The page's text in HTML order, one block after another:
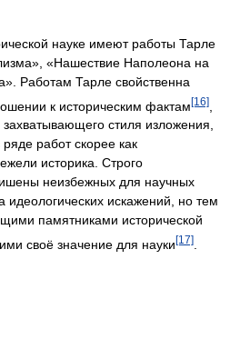
науке имеют работы Тарле
«Нашествие Наполеона на
Работам Тарле свойственна
к историческим фактам[16]
стиля изложения,
работ скорее как
историка. Строго
неизбежных для научных
идеологических искажений, но тем
памятниками исторической
своё значение для науки [17]